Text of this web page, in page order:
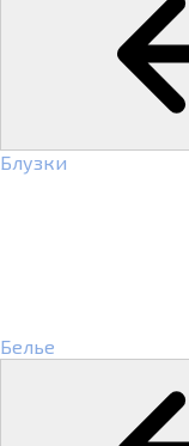
Блузки
Белье